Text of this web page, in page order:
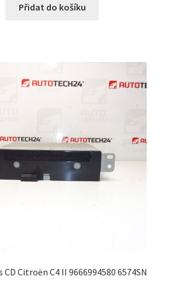
Přidat do košíku
Citroën C4 II 9666994580 6574SN